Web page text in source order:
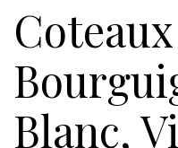
Coteaux
Blanc,